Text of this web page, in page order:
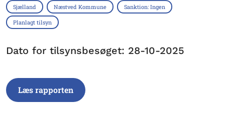
Sjælland Næstved Kommune Sanktion: Ingen
Planlagt tilsyn
Dato for tilsynsbesøget: 28-10-2025
Læs rapporten